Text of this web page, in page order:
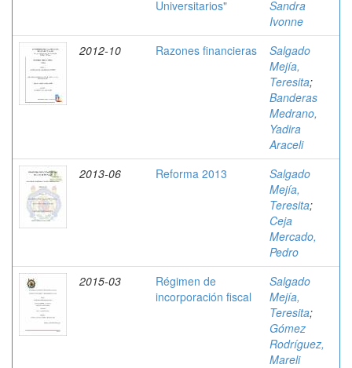
Universitarios"
Sandra
Ivonne
2012-10
Razones financieras
Salgado
Mejía,
Teresita;
Banderas
Medrano,
Yadira
Araceli
2013-06
Reforma 2013
Salgado
Mejía,
Teresita;
Ceja
Mercado,
Pedro
2015-03
Régimen de
incorporación fiscal
Salgado
Mejía,
Teresita;
Gómez
Rodríguez,
Mareli